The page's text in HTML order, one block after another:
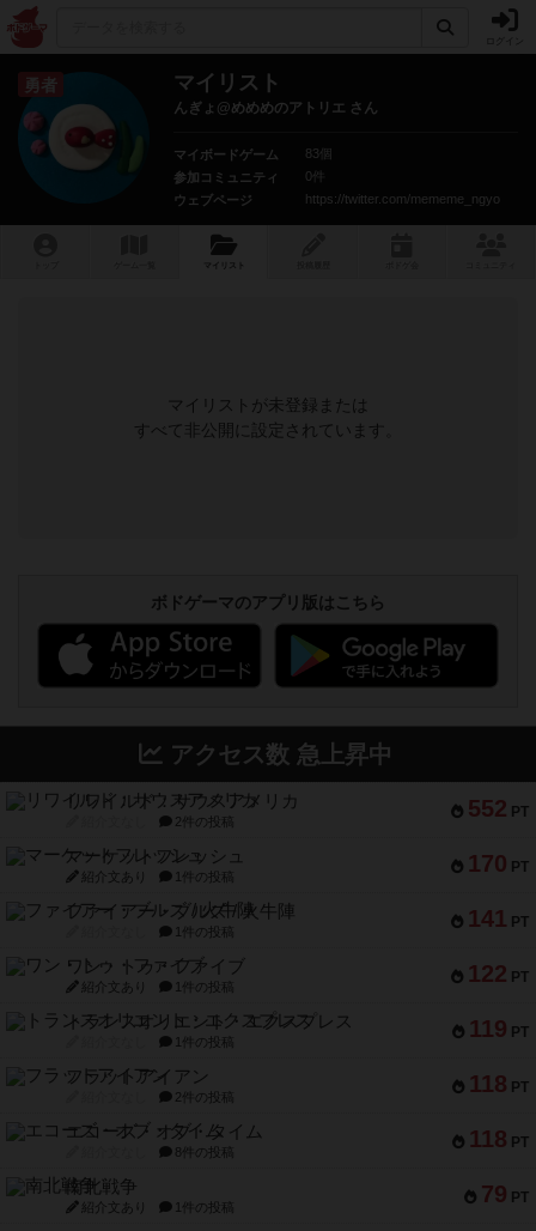
勇者 マイリスト
んぎょ@めめめのアトリエ さん
マイボードゲーム
83個
参加コミュニティ
0件
ウェブページ
https://twitter.com/mememe_ngyo
マイリスト
マイリストが未登録または
すべて非公開に設定されています。
ボドゲーマのアプリ版はこちら
アクセス数 急上昇中
552 PT
リワイルド：サウスアメリカ
2件の投稿
170 PT
マーケットフレッシュ
紹介文あり 1件の投稿
141 PT
ファイアー・ブルズ / 火牛陣
1件の投稿
122 PT
ワン・トゥ・ファイブ
紹介文あり 1件の投稿
119 PT
トランスオリエント・エクスプレス
1件の投稿
118 PT
フラットアイアン
2件の投稿
118 PT
エコーズ・オブ・タイム
8件の投稿
79 PT
南北戦争
紹介文あり 1件の投稿